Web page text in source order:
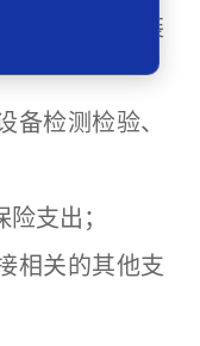
机器人等新装
检测检验、
支出；
关的其他支